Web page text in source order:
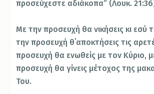
προσεύχεστε αδιάκοπα” (Λουκ.
Με την προσευχή θα νικήσεις κι εσύ
την προσευχή θ΄αποκτήσεις τις
προσευχή θα ενωθείς με τον Κύριο,
προσευχή θα γίνεις μέτοχος της
Του.